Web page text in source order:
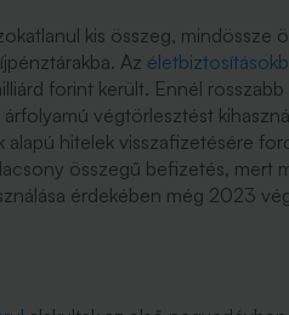
kis összeg, mindössze
Az
forint került. Ennél
végtörlesztést
alapú hitelek visszafizetésére
összegű befizetés, mert
érdekében még 2023